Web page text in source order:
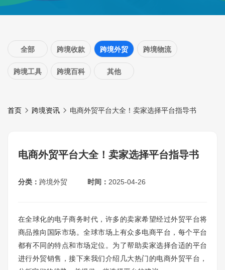
全部 跨境收款 跨境外贸 跨境物流
跨境工具 跨境百科 其他
首页 跨境资讯 电商外贸平台大全！卖家选择平台指导书
电商外贸平台大全！卖家选择平台指导书
分类： 跨境外贸 时间： 2025-04-26
在全球化的电子商务时代，许多的卖家希望经过外贸平台将
商品推向国际市场。全球市场上有众多电商平台，每个平台
都有不同的特点和市场定位。为了帮助卖家选择合适的平台
进行外贸销售，接下来我们介绍几大热门的电商外贸平台，